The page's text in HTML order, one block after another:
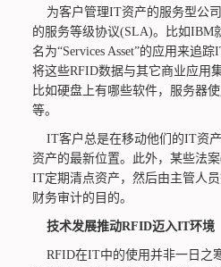
为客户管理IT资产的服务型公司
的服务等级协议(SLA)。比如IBM
名为“Services Asset”的应用来追
将这些RFID数据与其它商业应用
比如硬盘上有哪些软件，服务器
等。
IT客户总是在移动他们的IT资
资产的最新位置。此外，某些法
IT定期清点资产，然后由主管人
财务审计的目的。
技术发展推动RFID迈入IT环境
RFID在IT中的使用并非一日之